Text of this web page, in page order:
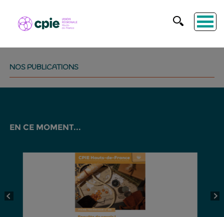
NOS PUBLICATIONS
EN CE MOMENT...